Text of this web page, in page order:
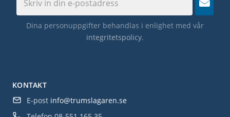
KONTAKT
E-post info@trumslagaren.se
Dina personuppgifter behandlas i enlighet med vår
integritetspolicy.